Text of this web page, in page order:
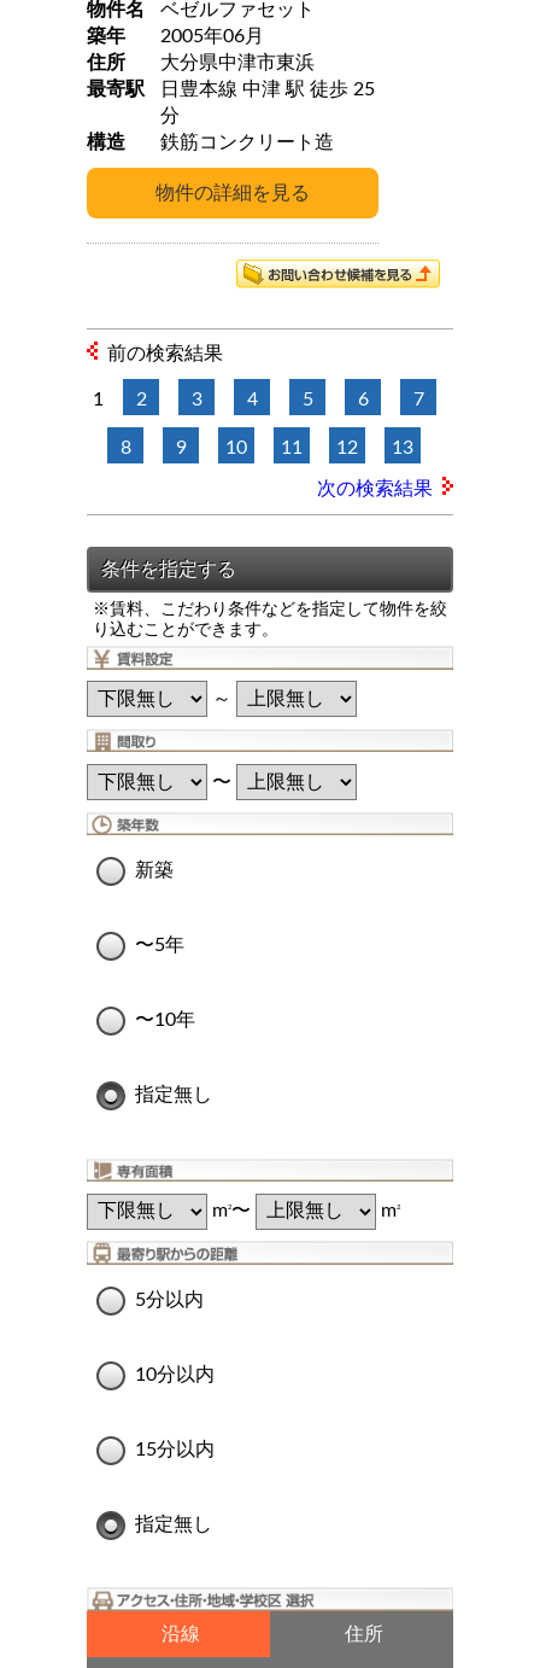
※賃料、こだわり条件などを指定して物件を絞
り込むことができます。
～
〜
新築
〜5年
〜10年
指定無し
m2〜 m2
5分以内
10分以内
15分以内
指定無し
沿線 住所
物件名
ベゼルファセット
築年
2005年06月
住所
大分県中津市東浜
最寄駅
日豊本線 中津 駅 徒歩 25
分
構造
鉄筋コンクリート造
前の検索結果
1 2 3 4 5 6 7
8 9 10 11 12 13
次の検索結果